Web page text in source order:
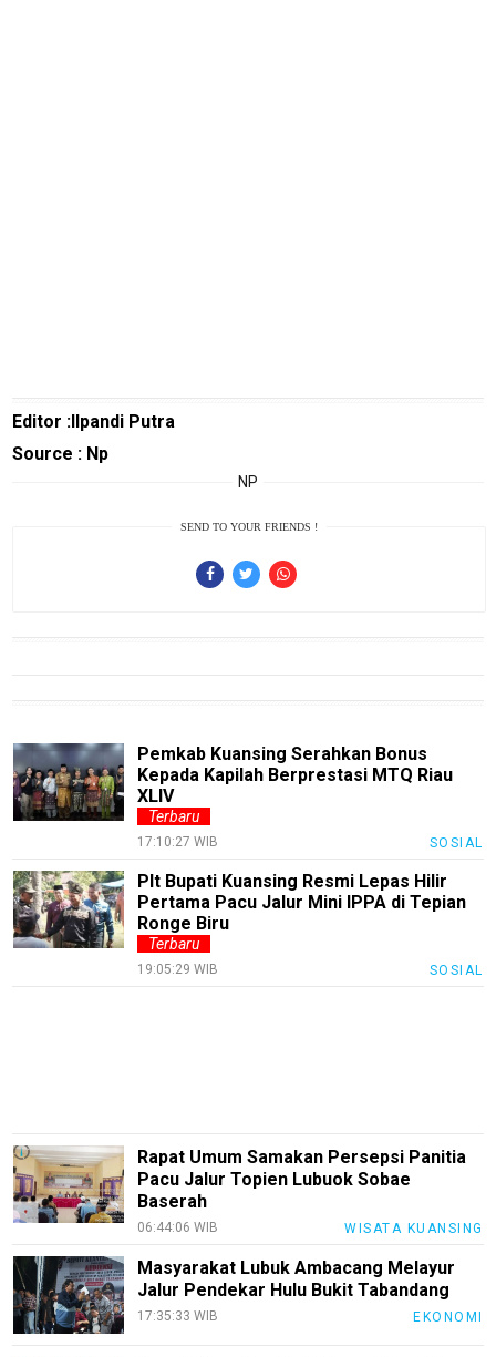
Editor :Ilpandi Putra
Source : Np
NP
SEND TO YOUR FRIENDS !
Pemkab Kuansing Serahkan Bonus
Kepada Kapilah Berprestasi MTQ Riau
XLIV
Terbaru
17:10:27 WIB SOSIAL
Plt Bupati Kuansing Resmi Lepas Hilir
Pertama Pacu Jalur Mini IPPA di Tepian
Ronge Biru
Terbaru
19:05:29 WIB SOSIAL
Rapat Umum Samakan Persepsi Panitia
Pacu Jalur Topien Lubuok Sobae
Baserah
06:44:06 WIB WISATA KUANSING
Masyarakat Lubuk Ambacang Melayur
Jalur Pendekar Hulu Bukit Tabandang
17:35:33 WIB EKONOMI
Theme
TeknoPedia
Blog
Automotive
Guide
TeknoGame
Economy
Tekno
Recipes
Loker